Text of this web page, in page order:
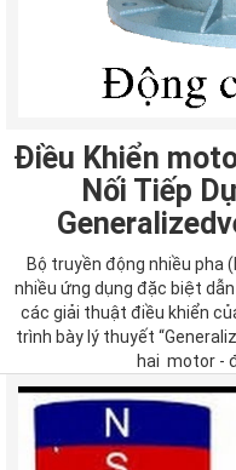
Điều Khiển
Nối Tiếp
Bộ truyền động nhiều pha
nhiều ứng dụng đặc biệt
các giải thuật điều khiển
trình bày lý thuyết
hai motor -